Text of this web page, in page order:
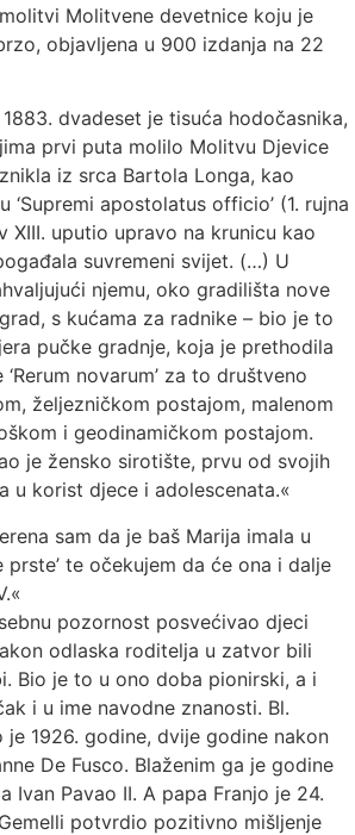
Molitvene devetnice koju je
objavljena u 900 izdanja na 22
dvadeset je tisuća hodočasnika,
prvi puta molilo Molitvu Djevice
iz srca Bartola Longa, kao
‘Supremi apostolatus officio’ (1. rujna
XIII. uputio upravo na krunicu kao
suvremeni svijet. (…) U
njemu, oko gradilišta nove
s kućama za radnike – bio je to
pučke gradnje, koja je prethodila
novarum’ za to društveno
željezničkom postajom, malenom
i geodinamičkom postajom.
je žensko sirotište, prvu od svojih
u korist djece i adolescenata.«
sam da je baš Marija imala u
prste’ te očekujem da će ona i dalje
pozornost posvećivao djeci
odlaska roditelja u zatvor bili
Bio je to u ono doba pionirski, a i
i u ime navodne znanosti. Bl.
1926. godine, dvije godine nakon
De Fusco. Blaženim ga je godine
Ivan Pavao II. A papa Franjo je 24.
potvrdio pozitivno mišljenje